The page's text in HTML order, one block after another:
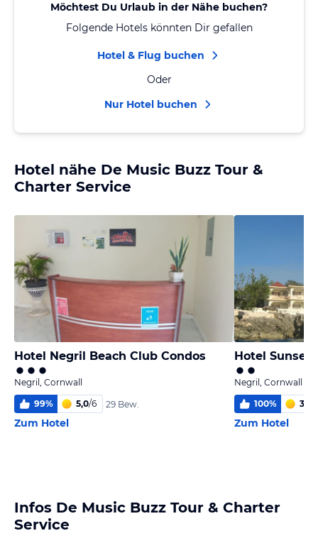
Möchtest Du Urlaub in der Nähe buchen?
Folgende Hotels könnten Dir gefallen
Hotel & Flug buchen
Oder
Nur Hotel buchen
Hotel nähe De Music Buzz Tour &
Charter Service
Hotel Negril Beach Club Condos
Negril, Cornwall
99% 5,0/6 29 Bew.
Zum Hotel
Hotel Sunset
Negril, Cornwall
100% 3,7
Zum Hotel
Infos De Music Buzz Tour & Charter
Service